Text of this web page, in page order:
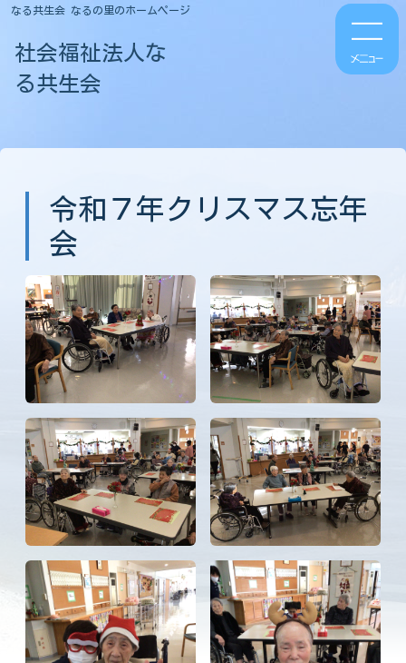
なる共生会 なるの里のホームページ
社会福祉法人な
る共生会
令和７年クリスマス忘年
会